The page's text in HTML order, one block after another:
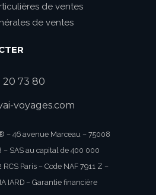
de ventes
de ventes
20 73 80
voyages.com
– 46 avenue Marceau – 75008
– SAS au capital de 400 000
Paris – Code NAF 7911 Z –
IARD – Garantie financière